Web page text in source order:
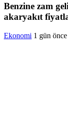
Benzine zam
akaryakıt
Ekonomi 1 gün önce